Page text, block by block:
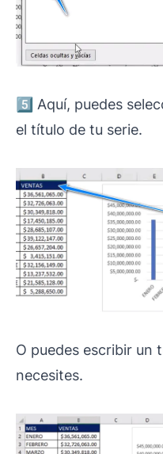
5️⃣ Aquí, puedes
el título de tu serie.
O puedes escribir un
necesites.